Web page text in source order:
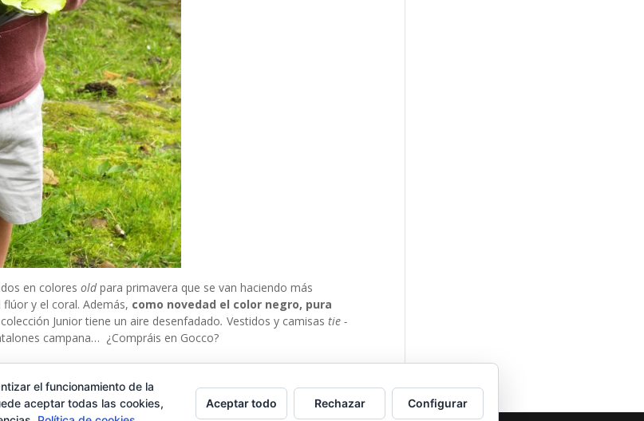
en colores oldpara primavera que se van haciendo más
y el coral. Además, como novedad el color negro, pura
Junior tiene un aire desenfadado. Vestidos y camisas tie -
campana… ¿Compráis en Gocco?
el funcionamiento de la
aceptar todas las cookies,
Aceptar todo Rechazar Configurar